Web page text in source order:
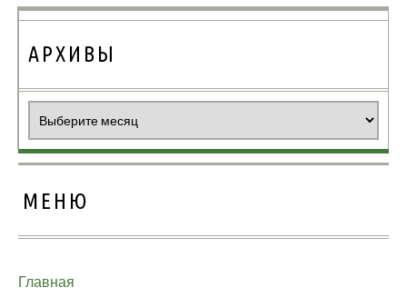
АРХИВЫ
МЕНЮ
Главная